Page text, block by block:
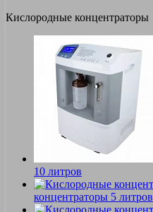
Кислородные концентраторы
10 литров
концентраторы 5 литров